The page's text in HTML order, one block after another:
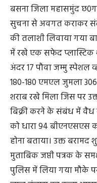
बसना जिला महासमुंद
‍सुचना से अवगत कराकर
की तलाशी लिवाया
में रखे एक सफेद प्लास्टिक
अंदर 17 पौवा जम्मु स्पेशल
180-180 एमएल जुमला
शराब रखे मिला जिस पर
बिक्री करने के संबंध में
को धारा 94 बीएनएसएस
होना बताया। उक्त
मुताबिक जप्ती पत्रक के
पुलिस में लिया गया मौके